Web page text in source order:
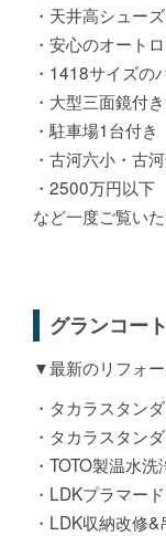
・天井高シュー
・安心のオート
・1418サイズの
・大型三面鏡付
・駐車場1台付き
・古河六小・古
・2500万円以下
など一度ご覧い
グランコー
▼最新のリフォ
・タカラスタン
・タカラスタン
・TOTO製温水
・LDKプラマー
・LDK収納改修